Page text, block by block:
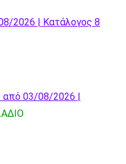
2026 | Κατάλογος 8
από 03/08/2026 |